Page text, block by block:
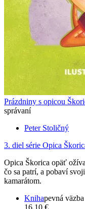
Prázdniny s opicou
správaní
Peter Stoličný
3. diel série Opica
Opica Škorica opäť
čo sa patrí, a pobaví
kamarátom.
Knihapevná väzba